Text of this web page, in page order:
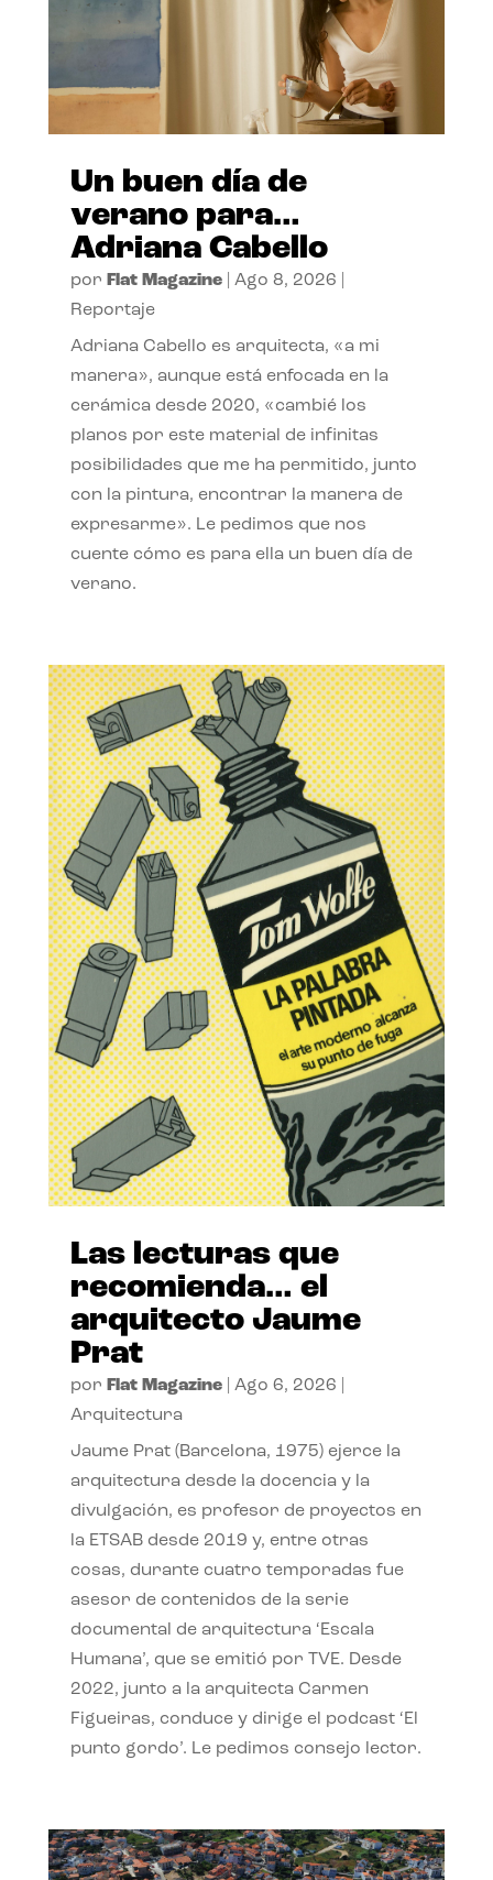
Un buen día de
verano para…
Adriana Cabello
por Flat Magazine| Ago 8, 2026
Reportaje
Adriana Cabello es arquitecta, «a mi
manera», aunque está enfocada en la
cerámica desde 2020, «cambié los
planos por este material de infinitas
posibilidades que me ha permitido, junto
con la pintura, encontrar la manera de
expresarme». Le pedimos que nos
cuente cómo es para ella un buen día de
verano.
Las lecturas que
recomienda… el
arquitecto Jaume
Prat
por Flat Magazine| Ago 6, 2026
Arquitectura
Jaume Prat (Barcelona, 1975) ejerce la
arquitectura desde la docencia y la
divulgación, es profesor de proyectos en
la ETSAB desde 2019 y, entre otras
cosas, durante cuatro temporadas fue
asesor de contenidos de la serie
documental de arquitectura ‘Escala
Humana’, que se emitió por TVE. Desde
2022, junto a la arquitecta Carmen
Figueiras, conduce y dirige el podcast ‘El
punto gordo’. Le pedimos consejo lector.